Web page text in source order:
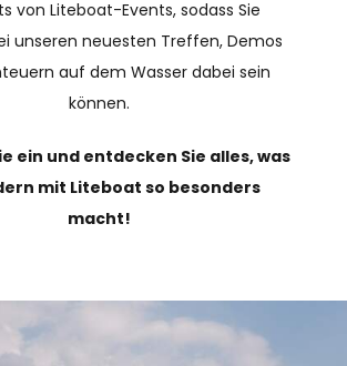
von Liteboat-Events, sodass Sie
unseren neuesten Treffen, Demos
auf dem Wasser dabei sein
können.
ein und entdecken Sie alles, was
mit Liteboat so besonders
macht!